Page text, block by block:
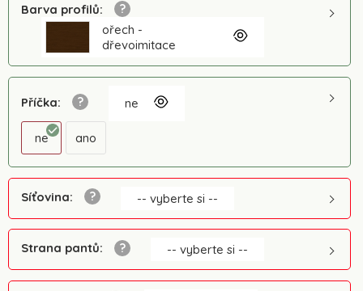
Barva profilů:
ořech -
dřevoimitace
Příčka: ne
ne ano
Síťovina: -- vyberte si --
Strana pantů: -- vyberte si --